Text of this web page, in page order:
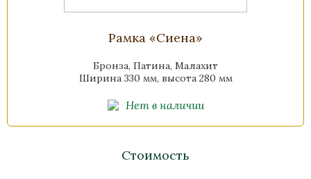
Рамка «Сиена»
Бронза, Патина, Малахит
Ширина 330 мм, высота 280 мм
Нет в наличии
Стоимость